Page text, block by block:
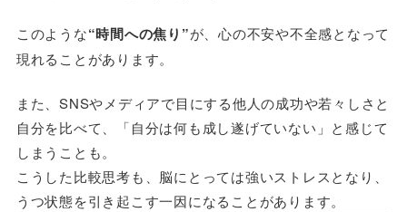
このような“時間への焦り”が、心の不安や不全感となって
現れることがあります。
また、SNSやメディアで目にする他人の成功や若々しさと
自分を比べて、「自分は何も成し遂げていない」と感じて
しまうことも。
こうした比較思考も、脳にとっては強いストレスとなり、
うつ状態を引き起こす一因になることがあります。